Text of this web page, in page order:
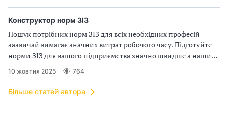
Конструктор норм ЗІЗ
Пошук потрібних норм ЗІЗ для всіх необхідних професій
зазвичай вимагає значних витрат робочого часу. Підготуйте
норми ЗІЗ для вашого підприємства значно швидше з нашим
зручним сервісом
10 жовтня 2025 764
Більше статей автора
а
н